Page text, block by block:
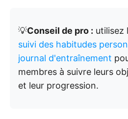
💡Conseil de pro : utilisez
suivi des habitudes
journal d'entraînement
membres à suivre leurs
et leur progression.